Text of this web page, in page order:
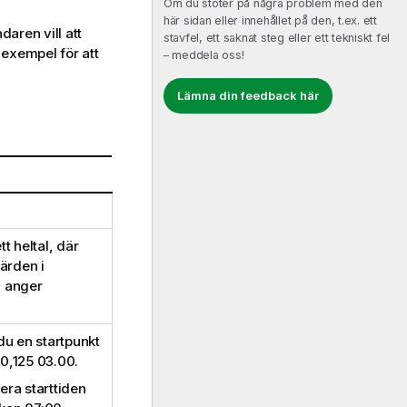
Om du stöter på några problem med den
här sidan eller innehållet på den, t.ex. ett
stavfel, ett saknat steg eller ett tekniskt fel
– meddela oss!
Lämna din feedback här
vill att
för att
heltal, där
i
anger
en startpunkt
03.00.
starttiden